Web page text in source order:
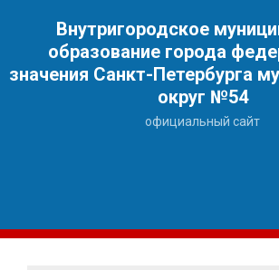
Внутригородское
образование города
значения Санкт-Петербурга
округ №54
официальный сайт